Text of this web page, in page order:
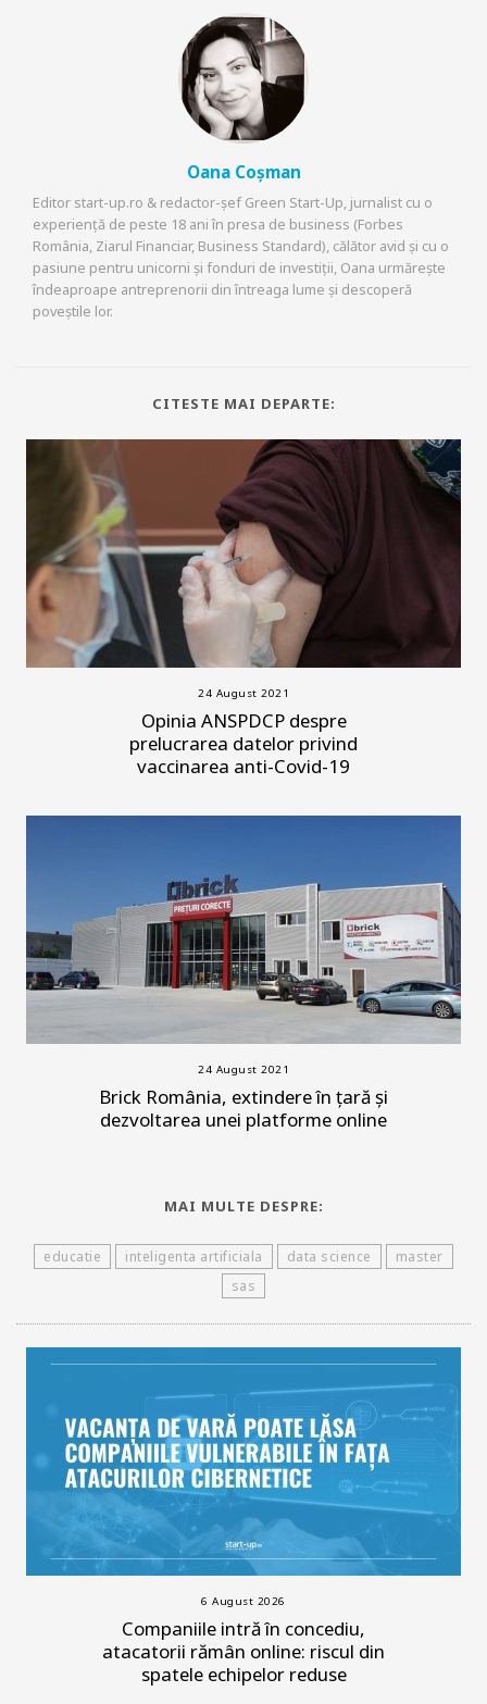
Oana Coșman
Editor start-up.ro & redactor-șef Green Start-Up, jurnalist cu o
experiență de peste 18 ani în presa de business (Forbes
România, Ziarul Financiar, Business Standard), călător avid și cu o
pasiune pentru unicorni și fonduri de investiții, Oana urmărește
îndeaproape antreprenorii din întreaga lume și descoperă
poveștile lor.
CITESTE MAI DEPARTE:
24 August 2021
Opinia ANSPDCP despre
prelucrarea datelor privind
vaccinarea anti-Covid-19
24 August 2021
Brick România, extindere în țară și
dezvoltarea unei platforme online
MAI MULTE DESPRE:
educatie inteligenta artificiala data science
master
sas
6 August 2026
Companiile intră în concediu,
atacatorii rămân online: riscul din
spatele echipelor reduse